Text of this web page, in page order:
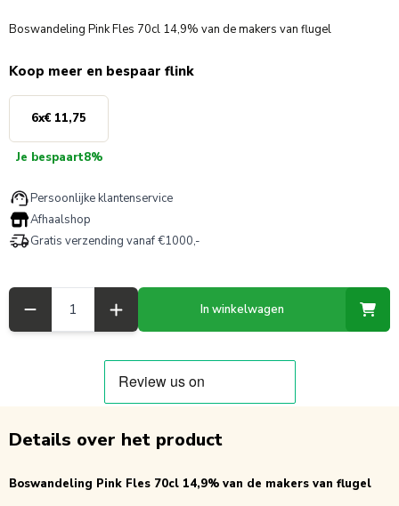
Boswandeling Pink Fles 70cl 14,9% van de makers van flugel
Koop meer en bespaar flink
6x€ 11,75
Je bespaart8%
Persoonlijke klantenservice
Afhaalshop
Gratis verzending vanaf €1000,-
In winkelwagen
Details over het product
Boswandeling Pink Fles 70cl 14,9% van de makers van flugel